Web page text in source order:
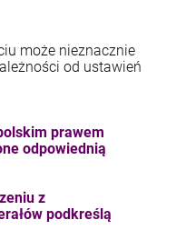
może nieznacznie
od ustawień
prawem
odpowiednią
z
podkreślą